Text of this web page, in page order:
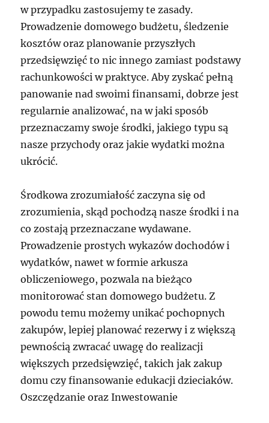
w przypadku zastosujemy te zasady.
Prowadzenie domowego budżetu, śledzenie
kosztów oraz planowanie przyszłych
przedsięwzięć to nic innego zamiast podstawy
rachunkowości w praktyce. Aby zyskać pełną
panowanie nad swoimi finansami, dobrze jest
regularnie analizować, na w jaki sposób
przeznaczamy swoje środki, jakiego typu są
nasze przychody oraz jakie wydatki można
ukrócić.
Środkowa zrozumiałość zaczyna się od
zrozumienia, skąd pochodzą nasze środki i na
co zostają przeznaczane wydawane.
Prowadzenie prostych wykazów dochodów i
wydatków, nawet w formie arkusza
obliczeniowego, pozwala na bieżąco
monitorować stan domowego budżetu. Z
powodu temu możemy unikać pochopnych
zakupów, lepiej planować rezerwy i z większą
pewnością zwracać uwagę do realizacji
większych przedsięwzięć, takich jak zakup
domu czy finansowanie edukacji dzieciaków.
Oszczędzanie oraz Inwestowanie